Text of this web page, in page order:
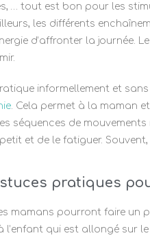
… tout est bon pour les
les différents
d’affronter la journée.
informellement et
. Cela permet à la maman
séquences de
et de le fatiguer.
pratiques
mamans pourront faire un
l’enfant qui est allongé sur